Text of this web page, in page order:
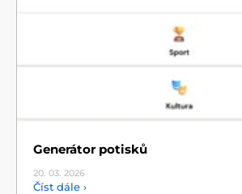
Generátor potisků
20. 03. 2026
Číst dále ›